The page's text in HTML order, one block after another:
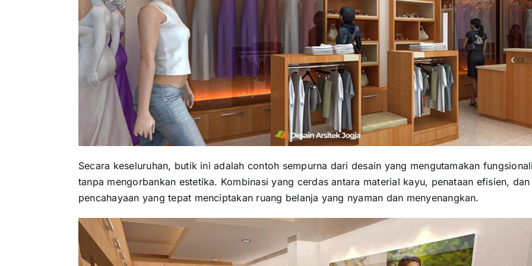
Secara keseluruhan, butik ini adalah contoh sempurna dari desain yang mengutamakan
tanpa mengorbankan estetika. Kombinasi yang cerdas antara material kayu, penataan efisien, dan
pencahayaan yang tepat menciptakan ruang belanja yang nyaman dan menyenangkan.